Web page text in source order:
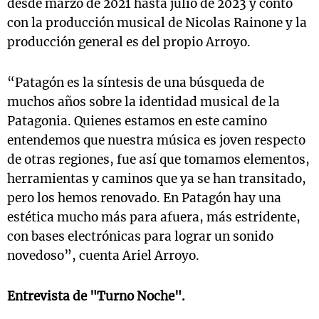
desde marzo de 2021 hasta julio de 2023 y contó
con la producción musical de Nicolas Rainone y la
producción general es del propio Arroyo.
“Patagón es la síntesis de una búsqueda de
muchos años sobre la identidad musical de la
Patagonia. Quienes estamos en este camino
entendemos que nuestra música es joven respecto
de otras regiones, fue así que tomamos elementos,
herramientas y caminos que ya se han transitado,
pero los hemos renovado. En Patagón hay una
estética mucho más para afuera, más estridente,
con bases electrónicas para lograr un sonido
novedoso”, cuenta Ariel Arroyo.
Entrevista de "Turno Noche".